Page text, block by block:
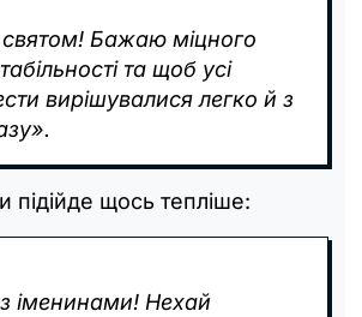
святом! Бажаю міцного
та щоб усі
вирішувалися легко й з
підійде щось тепліше:
іменинами! Нехай